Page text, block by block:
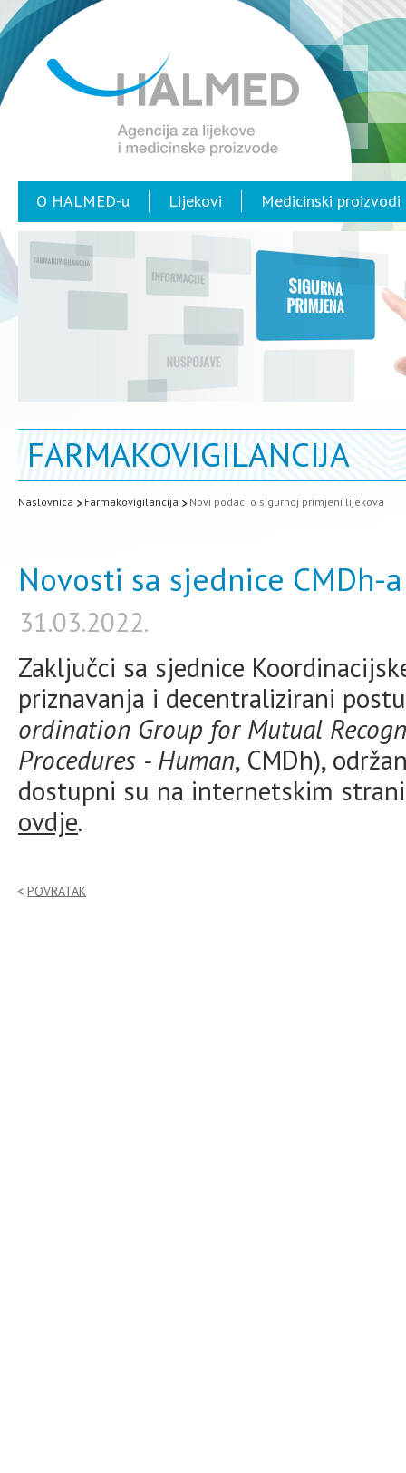
O HALMED-u Lijekovi Medicinski proizvodi
FARMAKOVIGILANCIJA
Naslovnica Farmakovigilancija Novi podaci o sigurnoj primjeni lijekova
Novosti sa sjednice CMDh-
31.03.2022.
Zaključci sa sjednice
priznavanja i decentralizirani
ordination Group for Mutual
Procedures - Human, CMDh),
dostupni su na internetskim
ovdje.
POVRATAK